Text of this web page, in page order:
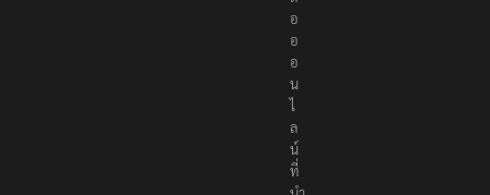
อ
อ
อ
น
ไ
ล
น์
ที่